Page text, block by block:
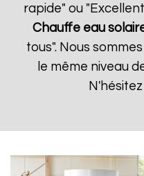
rapide" ou
Chauffe eau
tous". Nous
le même niveau